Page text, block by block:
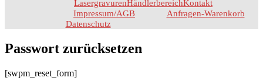
LasergravurenHändlerbereichKontakt
Impressum/AGB
Datenschutz
Anfragen-Warenkorb
Passwort zurücksetzen
[swpm_reset_form]